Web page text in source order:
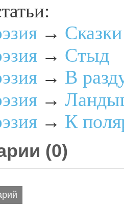
→
→ Стыд
→ В
→
→ К
(0)